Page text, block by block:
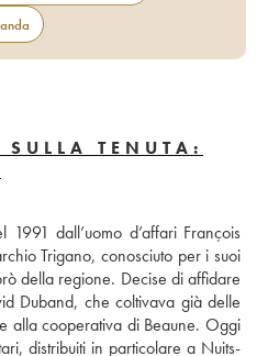
TENUTA:
dall’uomo d’affari François
Trigano, conosciuto per i suoi
della regione. Decise di affidare
Duband, che coltivava già delle
alla cooperativa di Beaune. Oggi
distribuiti in particolare a Nuits-